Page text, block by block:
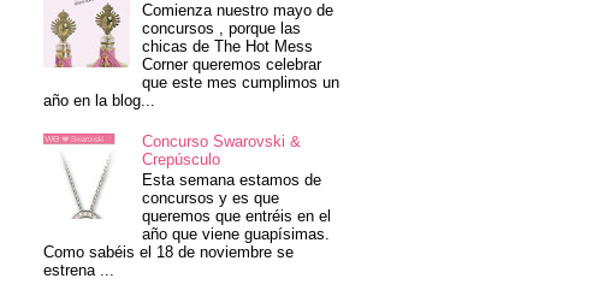
Comienza nuestro mayo de
concursos , porque las
chicas de The Hot Mess
Corner queremos celebrar
que este mes cumplimos un
año en la blog...
Concurso Swarovski &
Crepúsculo
Esta semana estamos de
concursos y es que
queremos que entréis en el
año que viene guapísimas.
Como sabéis el 18 de noviembre se
estrena ...